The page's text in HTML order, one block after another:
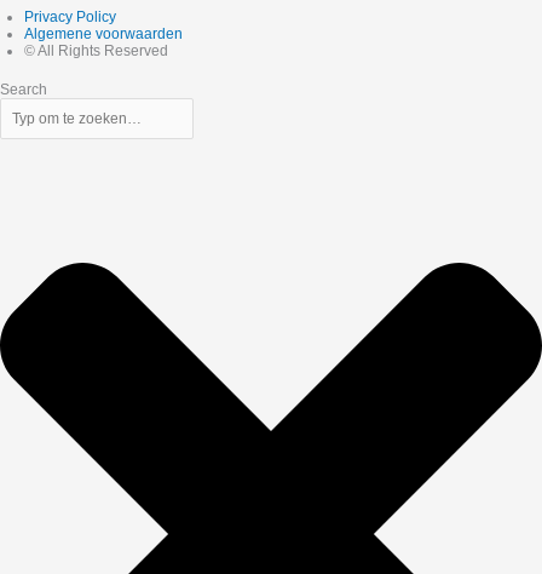
Privacy Policy
Algemene voorwaarden
© All Rights Reserved
Search